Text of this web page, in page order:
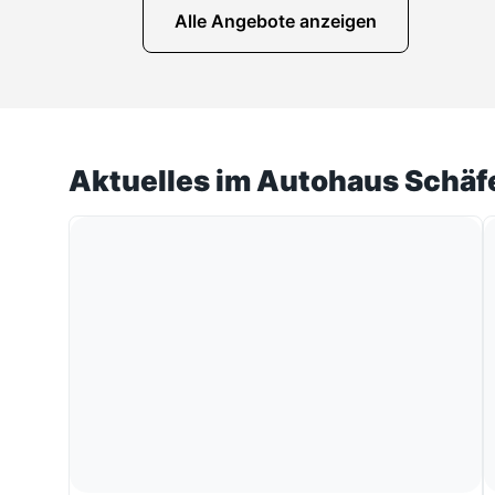
Alle Angebote anzeigen
Aktuelles im Autohaus